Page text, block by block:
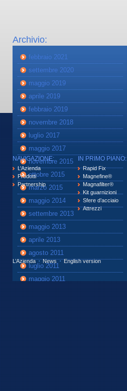
Archivio:
febbraio 2021
settembre 2020
maggio 2019
aprile 2019
febbraio 2019
novembre 2018
luglio 2017
maggio 2017
novembre 2015
ottobre 2015
marzo 2015
maggio 2014
settembre 2013
maggio 2013
aprile 2013
agosto 2011
luglio 2011
maggio 2011
NAVIGAZIONE:
L’Azienda
Prodotti
Partnership
IN PRIMO PIANO:
Rapid Fix
Magnefine®
Magnafilter®
Kit guarnizioni
Sfere d’acciaio
Attrezzi
L’Azienda News English version